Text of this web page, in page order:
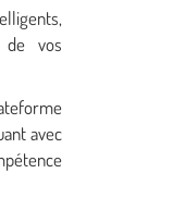
de vos
avec